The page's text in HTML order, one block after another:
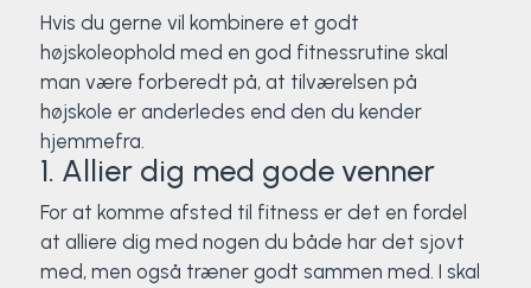
Hvis du gerne vil kombinere et godt
højskoleophold med en god fitnessrutine skal
man være forberedt på, at tilværelsen på
højskole er anderledes end den du kender
hjemmefra.
1. Allier dig med gode venner
For at komme afsted til fitness er det en fordel
at alliere dig med nogen du både har det sjovt
med, men også træner godt sammen med. I skal